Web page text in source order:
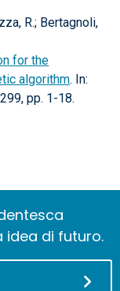
R.; Bertagnoli,
for the
algorithm. In:
pp. 1-18.
idea di futuro.